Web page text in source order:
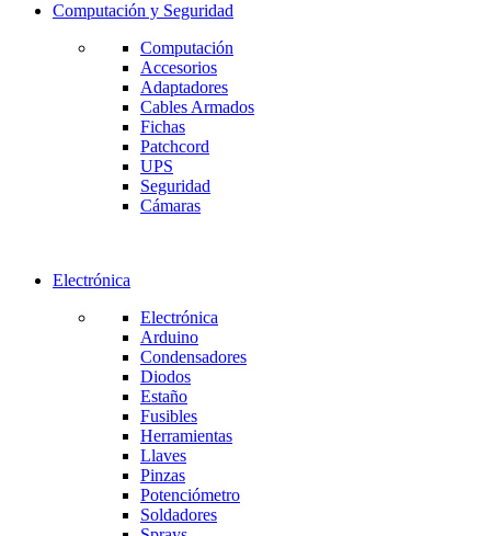
Computación y Seguridad
Computación
Accesorios
Adaptadores
Cables Armados
Fichas
Patchcord
UPS
Seguridad
Cámaras
Electrónica
Electrónica
Arduino
Condensadores
Diodos
Estaño
Fusibles
Herramientas
Llaves
Pinzas
Potenciómetro
Soldadores